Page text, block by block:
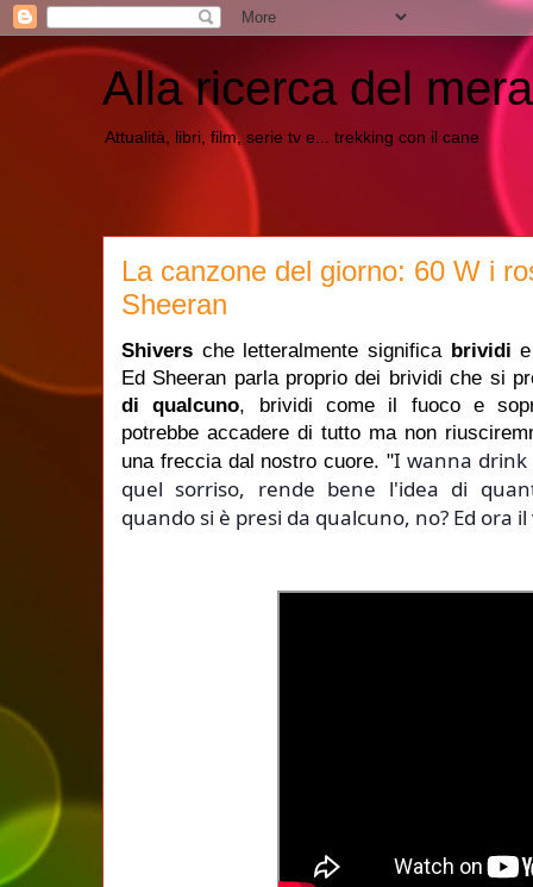
Alla ricerca del
Attualità, libri, film, serie tv e... trekking con il cane
La canzone del giorno: 60 W i
Sheeran
Shivers che letteralmente significa brividi
Ed Sheeran parla proprio dei brividi che si
di qualcuno, brividi come il fuoco e
potrebbe accadere di tutto ma non
una freccia dal nostro cuore. "I wanna
quel sorriso, rende bene l'idea di
quando si è presi da qualcuno, no? Ed ora